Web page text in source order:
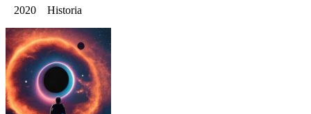
2020 Historia